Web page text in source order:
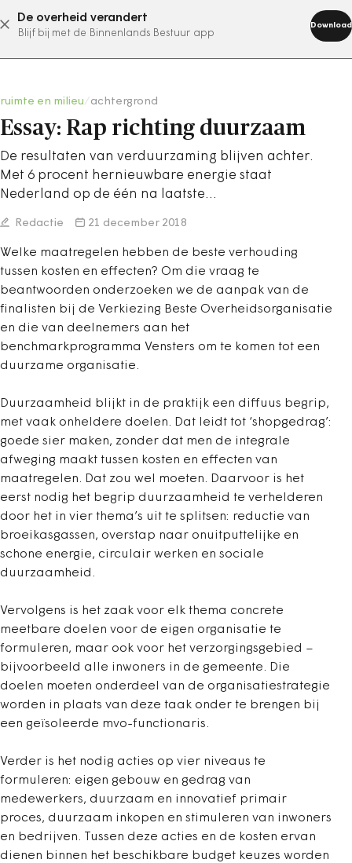
De overheid verandert
Blijf bij met de Binnenlands Bestuur app
Download
abonneer nu
ruimte en milieu achtergrond
Essay: Rap richting duurzaam
De resultaten van verduurzaming blijven achter.
Met 6 procent hernieuwbare energie staat
Nederland op de één na laatste…
Redactie 21 december 2018
Welke maatregelen hebben de beste verhouding
tussen kosten en effecten? Om die vraag te
beantwoorden onderzoeken we de aanpak van de
finalisten bij de Verkiezing Beste Overheidsorganisatie
en die van deelnemers aan het
benchmarkprogramma Vensters om te komen tot een
duurzame organisatie.
Duurzaamheid blijkt in de praktijk een diffuus begrip,
met vaak onheldere doelen. Dat leidt tot ‘shopgedrag’:
goede sier maken, zonder dat men de integrale
afweging maakt tussen kosten en effecten van
maatregelen. Dat zou wel moeten. Daarvoor is het
eerst nodig het begrip duurzaamheid te verhelderen
door het in vier thema’s uit te splitsen: reductie van
broeikasgassen, overstap naar onuitputtelijke en
schone energie, circulair werken en sociale
duurzaamheid.
Vervolgens is het zaak voor elk thema concrete
meetbare doelen voor de eigen organisatie te
formuleren, maar ook voor het verzorgingsgebied –
bijvoorbeeld alle inwoners in de gemeente. Die
doelen moeten onderdeel van de organisatiestrategie
worden in plaats van deze taak onder te brengen bij
een geïsoleerde mvo-functionaris.
Verder is het nodig acties op vier niveaus te
formuleren: eigen gebouw en gedrag van
medewerkers, duurzaam en innovatief primair
proces, duurzaam inkopen en stimuleren van inwoners
en bedrijven. Tussen deze acties en de kosten ervan
dienen binnen het beschikbare budget keuzes worden